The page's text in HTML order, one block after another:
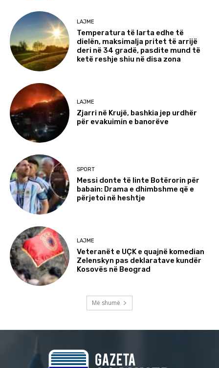
LAJME
Temperatura të larta edhe të
dielën, maksimalja pritet të arrijë
deri në 34 gradë, pasdite mund të
ketë reshje shiu në disa zona
LAJME
Zjarri në Krujë, bashkia jep urdhër
për evakuimin e banorëve
SPORT
Messi donte të linte Botërorin për
babain: Drama e dhimbshme që e
përjetoi në heshtje
LAJME
Veteranët e UÇK e quajnë komedian
Zelenskyn pas deklaratave kundër
Kosovës në Beograd
Më shumë